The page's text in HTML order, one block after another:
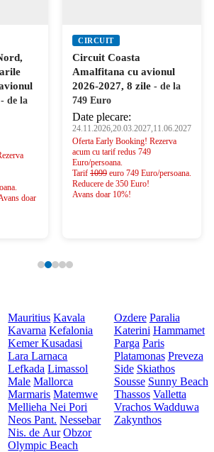
- de la
doar
CIRCUIT
Circuit Coasta
Amalfitana cu avionul
2026-2027, 8 zile - de la
749 Euro
Date plecare:
24.11.2026,20.03.2027,11.06.2027
Oferta Early Booking! Rezerva
acum cu tarif redus 749
Euro/persoana.
Tarif 1099 euro 749 Euro/persoana.
Reducere de 350 Euro!
Avans doar 10%!
Mauritius Kavala
Kavarna Kefalonia
KemerKusadasi
LaraLarnaca
Lefkada Limassol
Male Mallorca
Marmaris Matemwe
MelliehaNei Pori
Neos Pant. Nessebar
Nis. de Aur Obzor
Olympic Beach
Ozdere Paralia
Katerini Hammamet
Parga Paris
Platamonas Preveza
Side Skiathos
Sousse Sunny Beach
Thassos Valletta
Vrachos Wadduwa
Zakynthos